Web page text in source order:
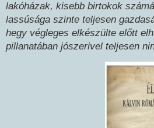
lakóházak, kisebb birtokok
lassúsága szinte teljesen
hegy végleges elkészülte előtt
pillanatában jószerivel teljesen